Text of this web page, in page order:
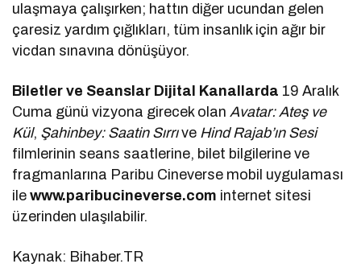
ulaşmaya çalışırken; hattın diğer ucundan gelen
çaresiz yardım çığlıkları, tüm insanlık için ağır bir
vicdan sınavına dönüşüyor.
Biletler ve Seanslar Dijital Kanallarda 19 Aralık
Cuma günü vizyona girecek olanAvatar: Ateş ve
Kül, Şahinbey: Saatin Sırrıve Hind Rajab’ın Sesi
filmlerinin seans saatlerine, bilet bilgilerine ve
fragmanlarına Paribu Cineverse mobil uygulaması
ilewww.paribucineverse.com internet sitesi
üzerinden ulaşılabilir.
Kaynak: Bihaber.TR